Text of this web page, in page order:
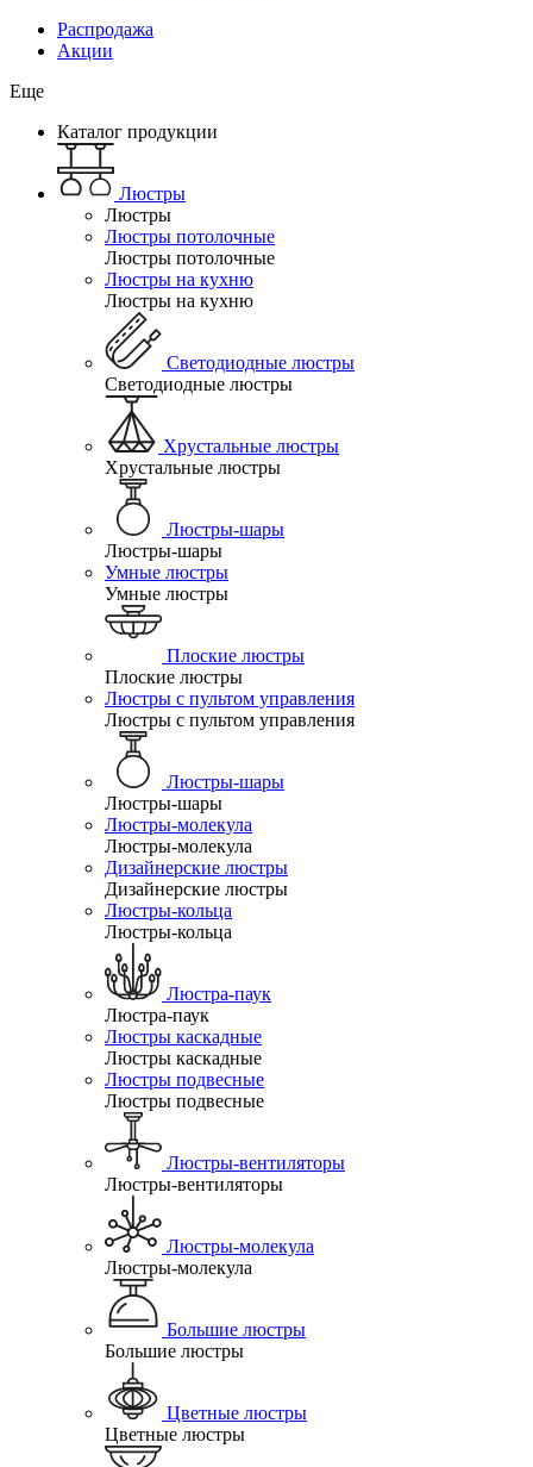
Распродажа
Акции
Еще
Каталог продукции
Люстры
Люстры
Люстры потолочные
Люстры потолочные
Люстры на кухню
Люстры на кухню
Светодиодные люстры
Светодиодные люстры
Хрустальные люстры
Хрустальные люстры
Люстры-шары
Люстры-шары
Умные люстры
Умные люстры
Плоские люстры
Плоские люстры
Люстры с пультом управления
Люстры с пультом управления
Люстры-шары
Люстры-шары
Люстры-молекула
Люстры-молекула
Дизайнерские люстры
Дизайнерские люстры
Люстры-кольца
Люстры-кольца
Люстра-паук
Люстра-паук
Люстры каскадные
Люстры каскадные
Люстры подвесные
Люстры подвесные
Люстры-вентиляторы
Люстры-вентиляторы
Люстры-молекула
Люстры-молекула
Большие люстры
Большие люстры
Цветные люстры
Цветные люстры